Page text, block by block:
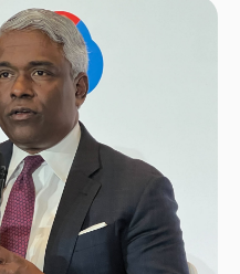
회사의 주가는 하루 만에 30%
실적이 나쁜 것도 아니었다. 전년
출) 10만 달러 이상 신규 고객
관리) 제품은 출시 3년 만에 ARR
보수적으로 제시된 향후 성장률과
키웠다. 여기에 에이전틱 AI
기업에 결국 부정적 영향을 미칠
맞게 된 것이다. 먼데이닷컴뿐
협업툴의 강자 아틀라시안
왕 어도비(Adobe) 등 미국의 대표
최대 소프트웨어 기업인 SAP
보다 근원적인 공포에 기인한다는